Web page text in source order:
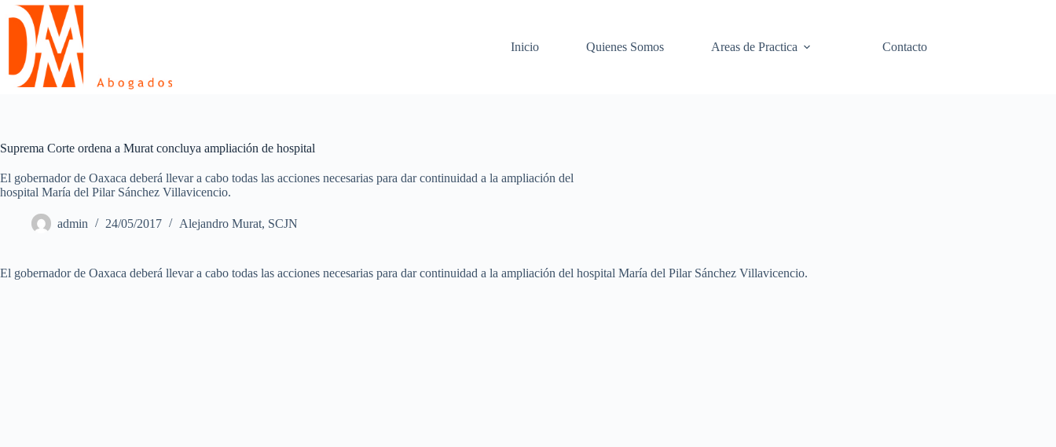
Skip
content
Inicio
Quienes Somos Areas de Practica Contacto
Suprema Corte ordena a Murat concluya ampliación de hospital
El gobernador de Oaxaca deberá llevar a cabo todas las acciones necesarias para dar continuidad a la ampliación del
hospital María del Pilar Sánchez Villavicencio.
admin 24/05/2017 Alejandro Murat, SCJN
El gobernador de Oaxaca deberá llevar a cabo todas las acciones necesarias para dar continuidad a la ampliación del hospital María del Pilar Sánchez Villavicencio.